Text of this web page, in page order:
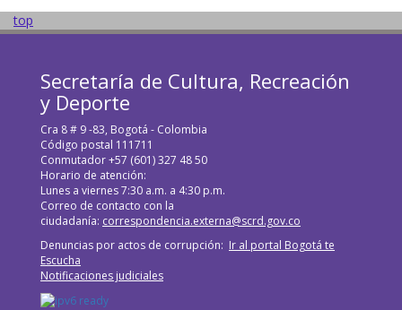
top
Secretaría de Cultura, Recreación
y Deporte
Cra 8 # 9 -83, Bogotá - Colombia
Código postal 111711
Conmutador +57 (601) 327 48 50
Horario de atención:
Lunes a viernes 7:30 a.m. a 4:30 p.m.
Correo de contacto con la
ciudadanía: correspondencia.externa@scrd.gov.co
Denuncias por actos de corrupción: Ir al portal Bogotá te
Escucha
Notificaciones judiciales